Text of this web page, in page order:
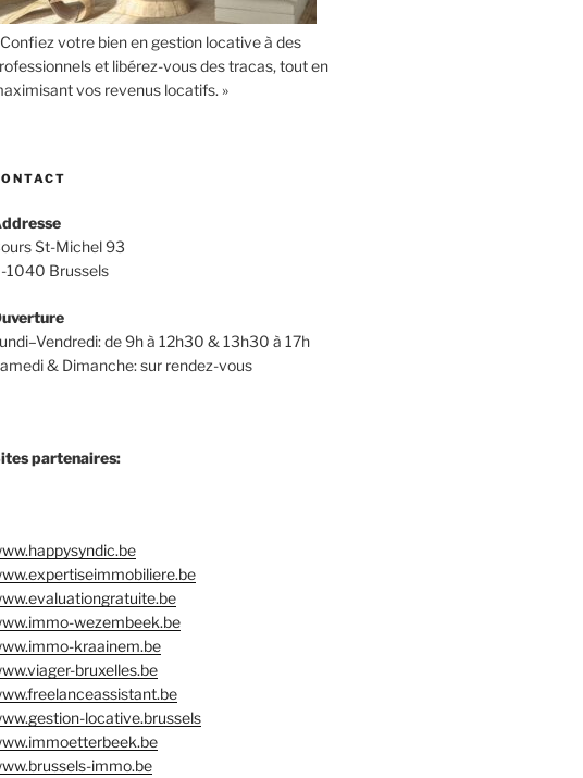
Confiez votre bien en gestion locative à des
et libérez-vous des tracas, tout en
vos revenus locatifs. »
St-Michel 93
1040 Brussels
de 9h à 12h30 & 13h30 à 17h
& Dimanche: sur rendez-vous
partenaires:
wezembeek.be
kraainem.be
bruxelles.be
locative.brussels
immo.be